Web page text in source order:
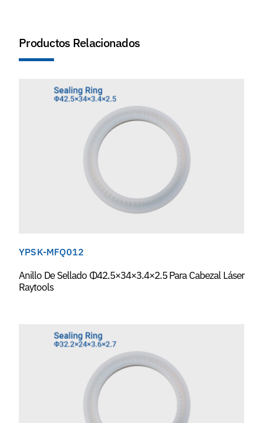
Productos Relacionados
YPSK-MFQ012
Anillo De Sellado Φ42.5×34×3.4×2.5 Para Cabezal Láser
Raytools